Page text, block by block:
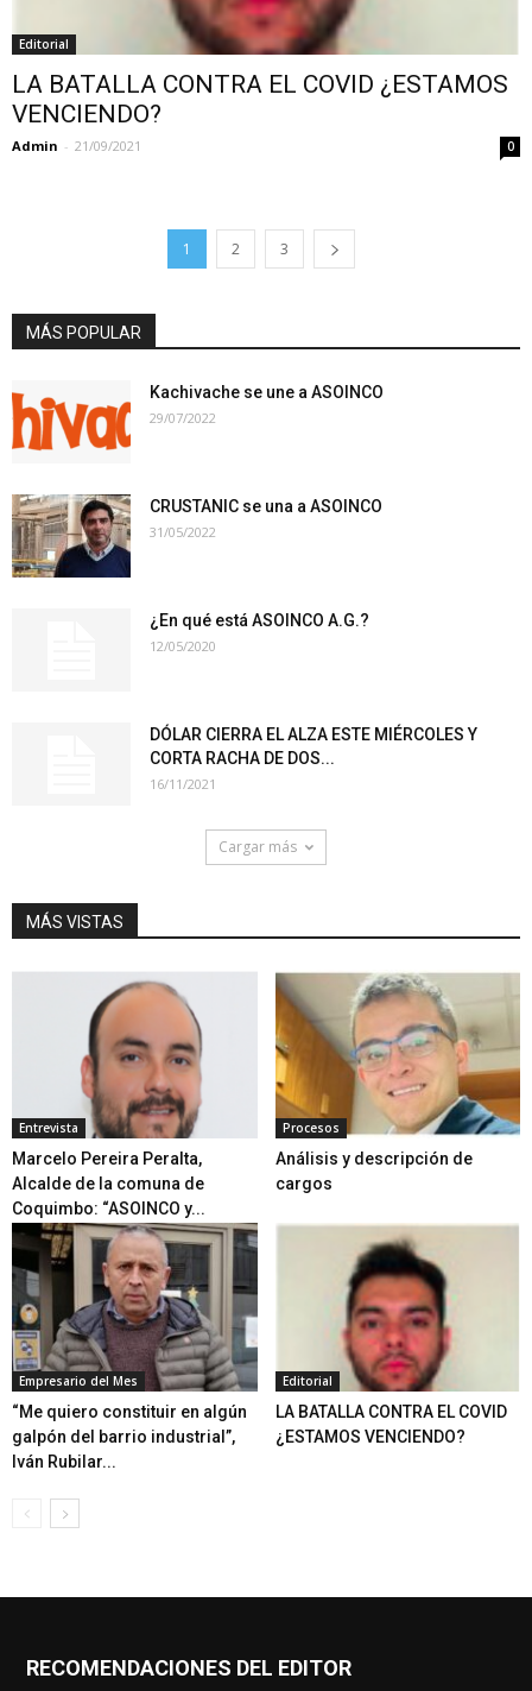
Editorial
LA BATALLA CONTRA EL COVID ¿ESTAMOS
VENCIENDO?
Admin - 21/09/2021 0
1 2 3
MÁS POPULAR
Kachivache se une a ASOINCO
29/07/2022
CRUSTANIC se una a ASOINCO
31/05/2022
¿En qué está ASOINCO A.G.?
12/05/2020
DÓLAR CIERRA EL ALZA ESTE MIÉRCOLES Y
CORTA RACHA DE DOS...
16/11/2021
Cargar más
MÁS VISTAS
Entrevista
Marcelo Pereira Peralta,
Alcalde de la comuna de
Coquimbo: “ASOINCO y...
Procesos
Análisis y descripción de
cargos
Empresario del Mes
“Me quiero constituir en algún
galpón del barrio industrial”,
Iván Rubilar...
Editorial
LA BATALLA CONTRA EL COVID
¿ESTAMOS VENCIENDO?
RECOMENDACIONES DEL EDITOR